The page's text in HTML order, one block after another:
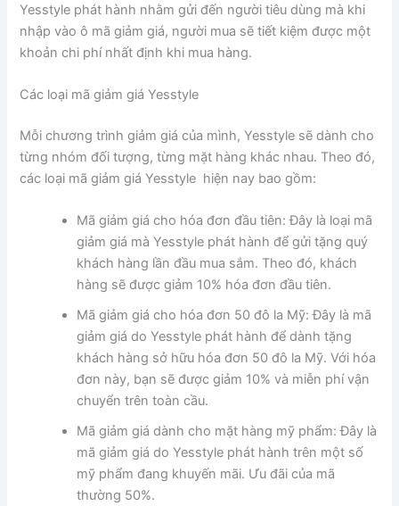
Yesstyle phát hành nhằm gửi đến người tiêu dùng mà khi
nhập vào ô mã giảm giá, người mua sẽ tiết kiệm được một
khoản chi phí nhất định khi mua hàng.
Các loại mã giảm giá Yesstyle
Mỗi chương trình giảm giá của mình, Yesstyle sẽ dành cho
từng nhóm đối tượng, từng mặt hàng khác nhau. Theo đó,
các loại mã giảm giá Yesstyle hiện nay bao gồm:
Mã giảm giá cho hóa đơn đầu tiên: Đây là loại mã
giảm giá mà Yesstyle phát hành để gửi tặng quý
khách hàng lần đầu mua sắm. Theo đó, khách
hàng sẽ được giảm 10% hóa đơn đầu tiên.
Mã giảm giá cho hóa đơn 50 đô la Mỹ: Đây là mã
giảm giá do Yesstyle phát hành để dành tặng
khách hàng sở hữu hóa đơn 50 đô la Mỹ. Với hóa
đơn này, bạn sẽ được giảm 10% và miễn phí vận
chuyển trên toàn cầu.
Mã giảm giá dành cho mặt hàng mỹ phẩm: Đây là
mã giảm giá do Yesstyle phát hành trên một số
mỹ phẩm đang khuyến mãi. Ưu đãi của mã
thường 50%.